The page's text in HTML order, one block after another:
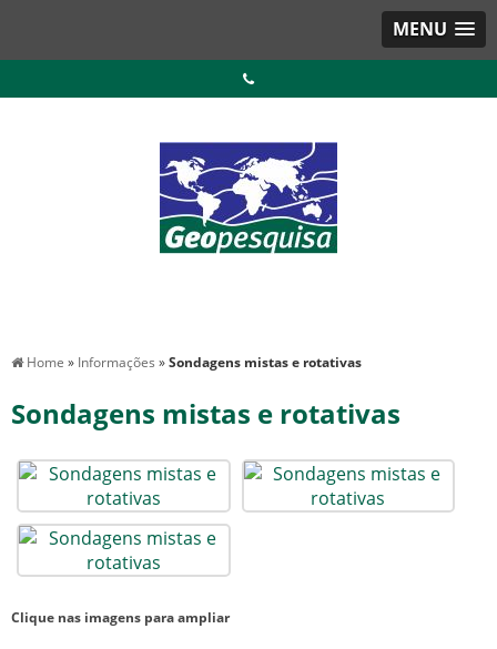
MENU
Home » Informações »Sondagens mistas e rotativas
Sondagens mistas e rotativas
Clique nas imagens para ampliar